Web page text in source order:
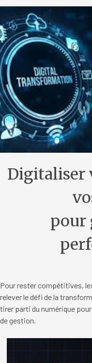
Digitaliser
pour
Pour rester compétitives,
relever le défi de la
tirer parti du numérique
de gestion.